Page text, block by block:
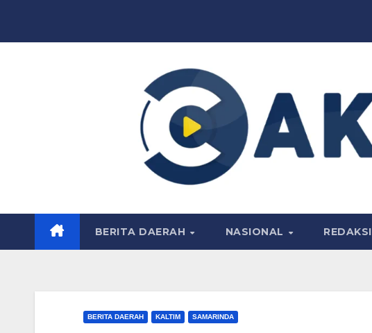
BERITA DAERAH NASIONAL REDAKSI
BERITA DAERAH KALTIM SAMARINDA